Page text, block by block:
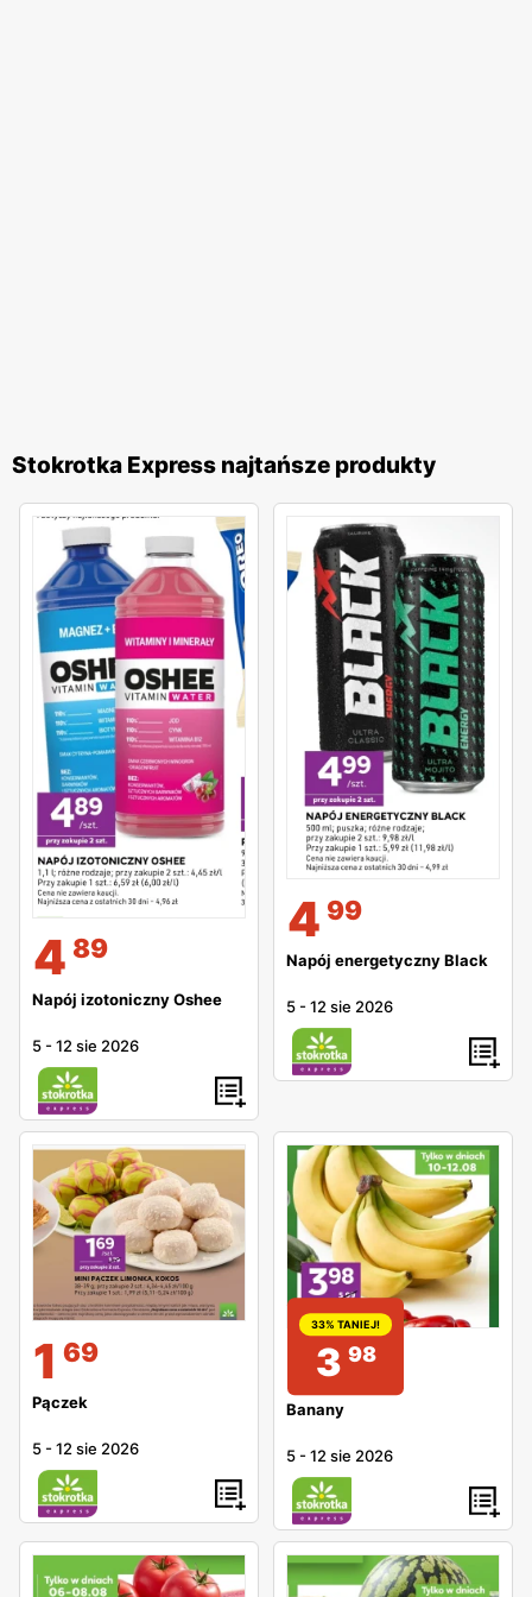
Stokrotka Express najtańsze produkty
4 89
Napój izotoniczny Oshee
5 -12 sie 2026
4 99
Napój energetyczny Black
5 -12 sie 2026
1 69
Pączek
5 -12 sie 2026
33% TANIEJ!
3 98
Banany
5 -12 sie 2026